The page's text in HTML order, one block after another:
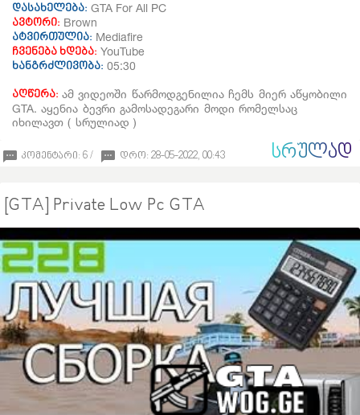
დასახელება: GTA For All PC
ავტორი: Brown
ატვირთულია: Mediafire
ჩვენება ხდება: YouTube
ხანგრძლივობა: 05:30
აღწერა: ამ ვიდეოში წარმოდგენილია ჩემს მიერ აწყობილი
GTA. აყენია ბევრი გამოსადეგარი მოდი რომელსაც
იხილავთ ( სრულიად )
კომენტარი: 6 / დრო: 28-05-2022, 00:43 ᲡᲠᲣᲚᲐᲓ
[GTA] Private Low Pc GTA